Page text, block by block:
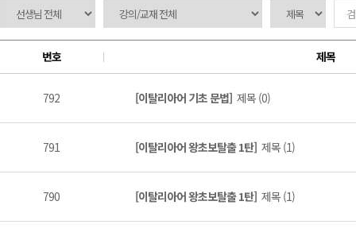
번호 제목
792 [이탈리아어 기초 문법] 제목 (0)
791 [이탈리아어 왕초보탈출 1탄] 제목 (1)
790 [이탈리아어 왕초보탈출 1탄] 제목 (1)